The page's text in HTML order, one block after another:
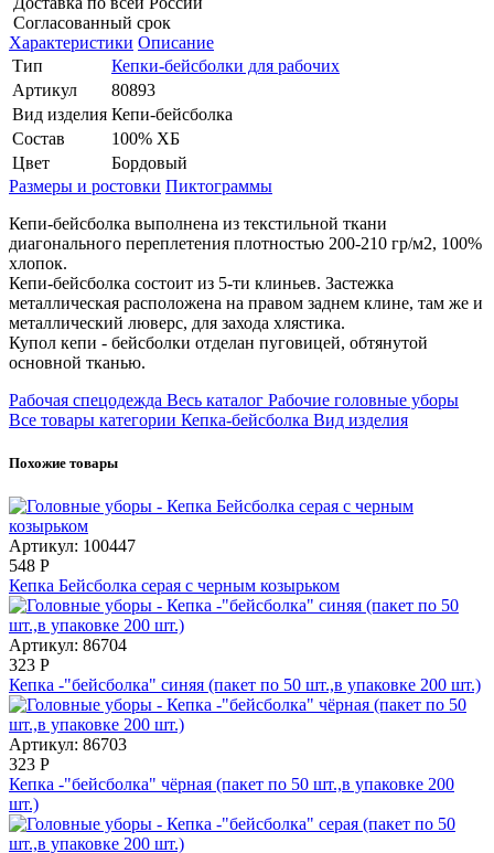
Согласованный срок
Характеристики Описание
Тип
Кепки-бейсболки для рабочих
Артикул
80893
Вид изделия Кепи-бейсболка
Состав
100% ХБ
Цвет
Бордовый
Размеры и ростовки Пиктограммы
Кепи-бейсболка выполнена из текстильной ткани
диагонального переплетения плотностью 200-210 гр/м2, 100%
хлопок.
Кепи-бейсболка состоит из 5-ти клиньев. Застежка
металлическая расположена на правом заднем клине, там же и
металлический люверс, для захода хлястика.
Купол кепи - бейсболки отделан пуговицей, обтянутой
основной тканью.
Рабочая спецодежда Весь каталог Рабочие головные уборы
Все товары категории Кепка-бейсболка Вид изделия
Похожие товары
Артикул: 100447
548 Р
Кепка Бейсболка серая с черным козырьком
Артикул: 86704
323 Р
Кепка -"бейсболка" синяя (пакет по 50 шт.,в упаковке 200 шт.)
Артикул: 86703
323 Р
Кепка -"бейсболка" чёрная (пакет по 50 шт.,в упаковке 200
шт.)